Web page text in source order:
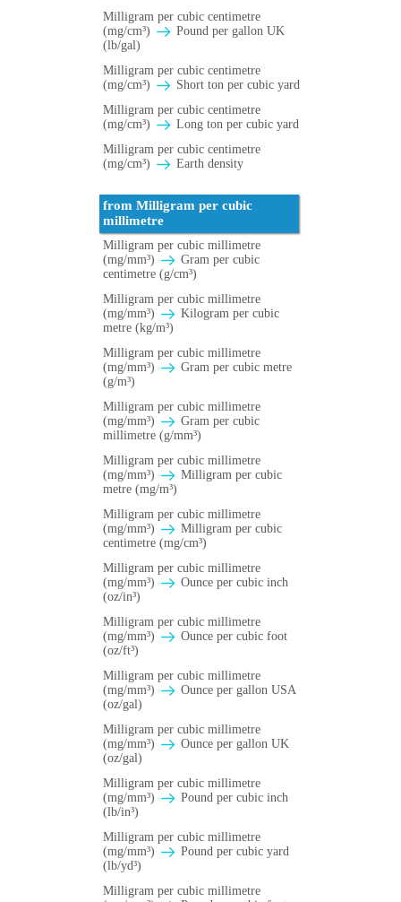
Milligram per cubic centimetre
(mg/cm³)
Pound per gallon UK
(lb/gal)
Milligram per cubic centimetre
(mg/cm³)
Short ton per cubic yard
Milligram per cubic centimetre
(mg/cm³)
Long ton per cubic yard
Milligram per cubic centimetre
(mg/cm³)
Earth density
from Milligram per cubic
millimetre
Milligram per cubic millimetre
(mg/mm³)
Gram per cubic
centimetre (g/cm³)
Milligram per cubic millimetre
(mg/mm³)
Kilogram per cubic
metre (kg/m³)
Milligram per cubic millimetre
(mg/mm³)
Gram per cubic metre
(g/m³)
Milligram per cubic millimetre
(mg/mm³)
Gram per cubic
millimetre (g/mm³)
Milligram per cubic millimetre
(mg/mm³)
Milligram per cubic
metre (mg/m³)
Milligram per cubic millimetre
(mg/mm³)
Milligram per cubic
centimetre (mg/cm³)
Milligram per cubic millimetre
(mg/mm³)
Ounce per cubic inch
(oz/in³)
Milligram per cubic millimetre
(mg/mm³)
Ounce per cubic foot
(oz/ft³)
Milligram per cubic millimetre
(mg/mm³)
Ounce per gallon USA
(oz/gal)
Milligram per cubic millimetre
(mg/mm³)
Ounce per gallon UK
(oz/gal)
Milligram per cubic millimetre
(mg/mm³)
Pound per cubic inch
(lb/in³)
Milligram per cubic millimetre
(mg/mm³)
Pound per cubic yard
(lb/yd³)
Milligram per cubic millimetre